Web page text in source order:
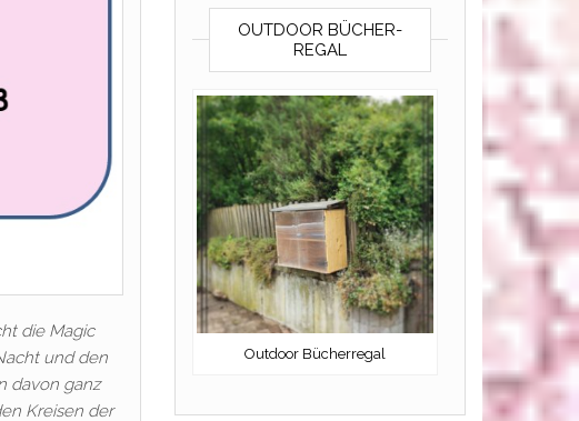
die Magic
und den
davon ganz
Kreisen der
OUTDOOR BÜCHER-
REGAL
Outdoor Bücherregal